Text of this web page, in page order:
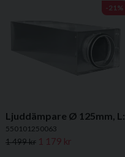
550101250063
1 499 kr 1 179 kr
-21%